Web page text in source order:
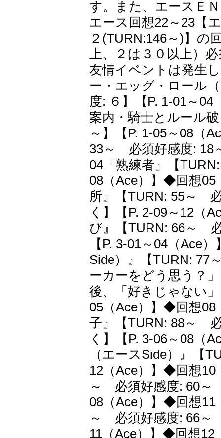
す。また、エースＥ
エース回想22～23【
２(TURN:146～)】の
上、２は３０以上）
友情イベントは発生
ー・エッグ・ロール
度: ６】【P. 1-01～
案内・騎士とルール
～】【P. 1-05～08（
33～ 必須好感度: 18
04『熟練者』【
08（Ace）】◆回想05
所』【TURN: 55～
く】【P. 2-09～12（
び』【TURN: 66～
【P. 3-01～04（Ace
Side）』【TURN:
ーカーをどう思う？
後、「好きじゃない
05（Ace）】◆回想08
子』【TURN: 88～
く】【P. 3-06～08（
（エースSide）』【
12（Ace）】◆回想10
～ 必須好感度: 60～
08（Ace）】◆回想11
～ 必須好感度: 66～
11（Ace）】◆回想12